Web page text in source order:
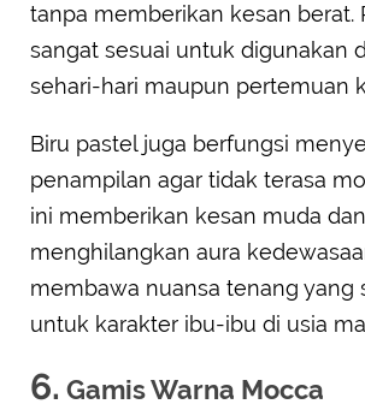
tanpa memberikan kesan berat.
sangat sesuai untuk digunakan
sehari-hari maupun pertemuan
Biru pastel juga berfungsi
penampilan agar tidak terasa
ini memberikan kesan muda
menghilangkan aura
membawa nuansa tenang yang
untuk karakter ibu-ibu di usia
6. Gamis Warna Mocca